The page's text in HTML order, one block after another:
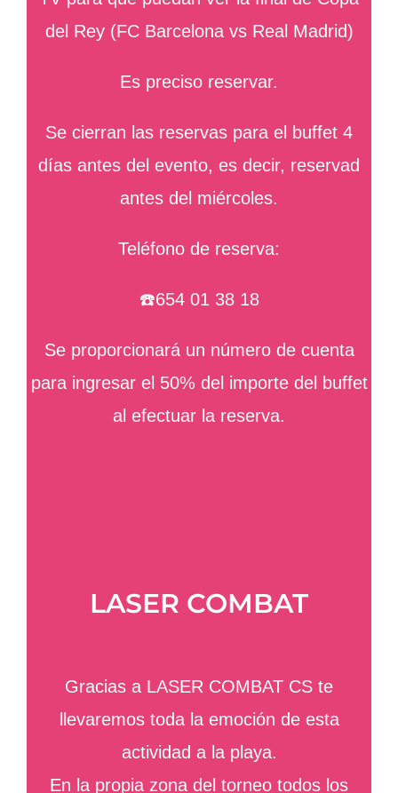
del Rey (FC Barcelona vs Real Madrid)
Es preciso reservar.
Se cierran las reservas para el buffet 4
días antes del evento, es decir, reservad
antes del miércoles.
Teléfono de reserva:
☎️654 01 38 18
Se proporcionará un número de cuenta
para ingresar el 50% del importe del buffet
al efectuar la reserva.
LASER COMBAT
Gracias a LASER COMBAT CS te
llevaremos toda la emoción de esta
actividad a la playa.
En la propia zona del torneo todos los